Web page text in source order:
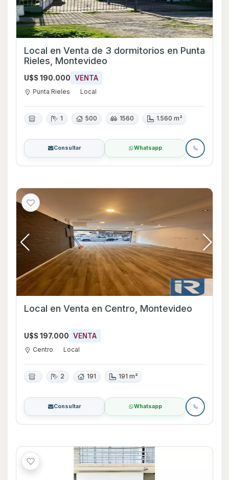
Local en Venta de 3 dormitorios en Punta
Rieles, Montevideo
U$S 190.000 VENTA
Punta Rieles Local
1 500 1560 1.560 m²
Consultar Whatsapp
Local en Venta en Centro, Montevideo
U$S 197.000 VENTA
Centro Local
2 191 191 m²
Consultar Whatsapp